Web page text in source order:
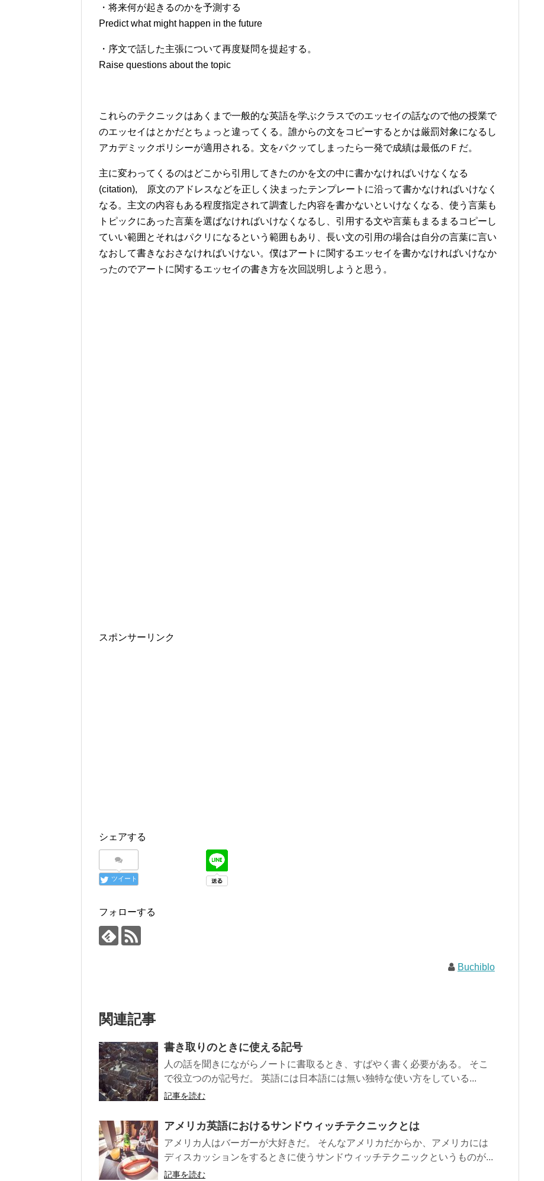
・将来何が起きるのかを予測する
Predict what might happen in the future
・序文で話した主張について再度疑問を提起する。
Raise questions about the topic
これらのテクニックはあくまで一般的な英語を学ぶクラスでのエッセイの話なので他の授業で
のエッセイはとかだとちょっと違ってくる。誰からの文をコピーするとかは厳罰対象になるし
アカデミックポリシーが適用される。文をパクッてしまったら一発で成績は最低のＦだ。
主に変わってくるのはどこから引用してきたのかを文の中に書かなければいけなくなる
(citation), 原文のアドレスなどを正しく決まったテンプレートに沿って書かなければいけなく
なる。主文の内容もある程度指定されて調査した内容を書かないといけなくなる、使う言葉も
トピックにあった言葉を選ばなければいけなくなるし、引用する文や言葉もまるまるコピーし
ていい範囲とそれはパクリになるという範囲もあり、長い文の引用の場合は自分の言葉に言い
なおして書きなおさなければいけない。僕はアートに関するエッセイを書かなければいけなか
ったのでアートに関するエッセイの書き方を次回説明しようと思う。
スポンサーリンク
シェアする
ツイート
フォローする
Buchiblo
関連記事
書き取りのときに使える記号
人の話を聞きにながらノートに書取るとき、すばやく書く必要がある。 そこ
で役立つのが記号だ。 英語には日本語には無い独特な使い方をしている...
記事を読む
アメリカ英語におけるサンドウィッチテクニックとは
アメリカ人はバーガーが大好きだ。 そんなアメリカだからか、アメリカには
ディスカッションをするときに使うサンドウィッチテクニックというものが...
記事を読む